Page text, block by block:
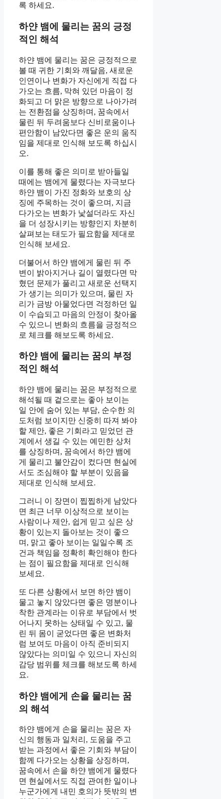
록 하세요.
하얀 뱀에 물리는 꿈의 긍정
적인 해석
하얀 뱀에 물리는 꿈은 긍정적으로
볼 때 귀한 기회와 깨달음, 새로운
인연이나 변화가 자신에게 직접 다
가오는 흐름, 막혀 있던 마음이 정
화되고 더 맑은 방향으로 나아가려
는 전환점을 상징하며, 꿈속에서
물린 뒤 두려움보다 신비로움이나
편안함이 남았다면 좋은 운의 움직
임을 제대로 인식해 보도록 하십시
오.
이를 통해 좋은 의미로 받아들일
때에는 뱀에게 물렸다는 자극보다
하얀 뱀이 가진 정화와 보호의 상
징에 주목하는 것이 좋으며, 지금
다가오는 변화가 낯설더라도 자신
을 더 성장시키는 방향인지 차분히
살펴보는 태도가 필요함을 제대로
인식해 보세요.
더불어서 하얀 뱀에게 물린 뒤 주
변이 밝아지거나 길이 열렸다면 막
혔던 문제가 풀리고 새로운 선택지
가 생기는 의미가 있으며, 물린 자
리가 금방 아물었다면 걱정하던 일
이 수습되고 마음의 안정이 찾아올
수 있으니 변화의 흐름을 긍정적으
로 체크를 해보도록 하세요.
하얀 뱀에 물리는 꿈의 부정
적인 해석
하얀 뱀에 물리는 꿈은 부정적으로
해석될 때 겉으로는 좋아 보이는
일 안에 숨어 있는 부담, 순수한 의
도처럼 보이지만 신중히 따져 봐야
할 제안, 좋은 기회라고 믿었던 관
계에서 생길 수 있는 예민한 상처
를 상징하며, 꿈속에서 하얀 뱀에
게 물리고 불안감이 컸다면 현실에
서도 조심해야 할 부분이 있음을
제대로 인식해 보세요.
그러니 이 장면이 찝찝하게 남았다
면 최근 너무 이상적으로 보이는
사람이나 제안, 쉽게 믿고 싶은 상
황이 있는지 돌아보는 것이 좋으
며, 맑고 좋아 보이는 일일수록 조
건과 책임을 정확히 확인해야 한다
는 점이 필요함을 제대로 인식해
보세요.
또 다른 상황에서 보면 하얀 뱀이
물고 놓지 않았다면 좋은 명분이나
착한 관계라는 이유로 부담에서 벗
어나지 못하는 상태일 수 있고, 물
린 뒤 몸이 굳었다면 좋은 변화처
럼 보여도 마음이 아직 준비되지
않았다는 의미일 수 있으니 자신의
감당 범위를 체크를 해보도록 하세
요.
하얀 뱀에게 손을 물리는 꿈
의 해석
하얀 뱀에게 손을 물리는 꿈은 자
신의 행동과 일처리, 도움을 주고
받는 과정에서 좋은 기회와 부담이
함께 다가오는 상황을 상징하며,
꿈속에서 손을 하얀 뱀에게 물렸다
면 현실에서도 직접 관여한 일이나
누군가에게 내민 호의가 뜻밖의 변